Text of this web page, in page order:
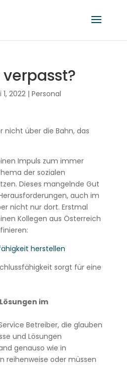
1, 2022| Personal
nicht über die Bahn, das
Impuls zum immer
der sozialen
Dieses mangelnde Gut
auch im
nicht nur dort. Erstmal
Kollegen aus Österreich
herstellen
sorgt für eine
im
Betreiber, die glauben
und Lösungen
genauso wie in
reihenweise oder müssen